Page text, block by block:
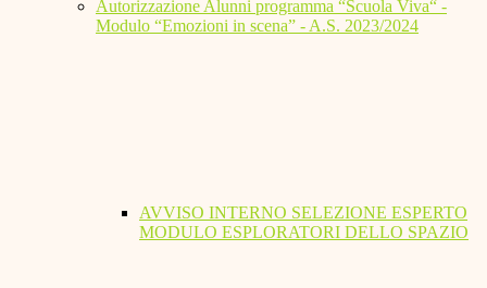
Autorizzazione Alunni programma “Scuola Viva“ -
Modulo “Emozioni in scena” - A.S. 2023/2024
AVVISO INTERNO SELEZIONE ESPERTO
MODULO ESPLORATORI DELLO SPAZIO